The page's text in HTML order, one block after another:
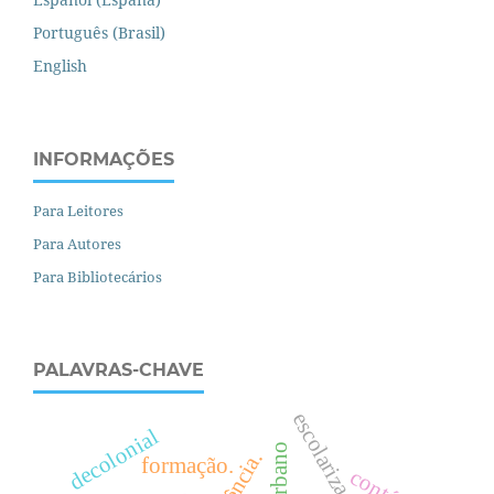
Português (Brasil)
English
INFORMAÇÕES
Para Leitores
Para Autores
Para Bibliotecários
PALAVRAS-CHAVE
escolarização
formação.
decolonial